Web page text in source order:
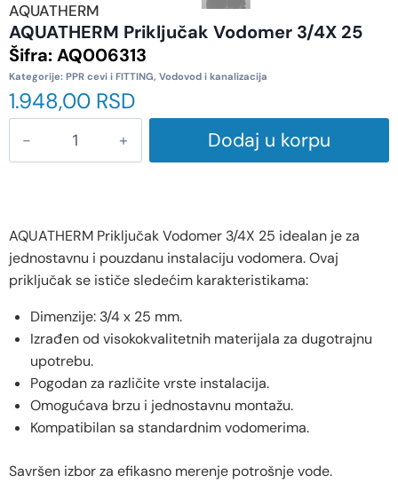
AQUATHERM
AQUATHERM Priključak Vodomer 3/4X 25
Šifra:AQ006313
Kategorije: PPR cevi i FITTING, Vodovod i kanalizacija
1.948,00 RSD
Dodaj u korpu
AQUATHERM Priključak Vodomer 3/4X 25 idealan je za
jednostavnu i pouzdanu instalaciju vodomera. Ovaj
priključak se ističe sledećim karakteristikama:
Dimenzije: 3/4 x 25 mm.
Izrađen od visokokvalitetnih materijala za dugotrajnu
upotrebu.
Pogodan za različite vrste instalacija.
Omogućava brzu i jednostavnu montažu.
Kompatibilan sa standardnim vodomerima.
Savršen izbor za efikasno merenje potrošnje vode.